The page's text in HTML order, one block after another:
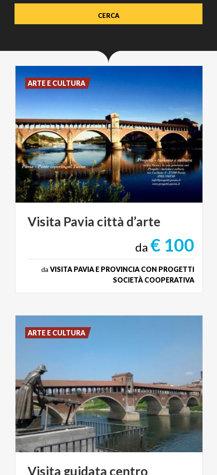
Visita Pavia città d’arte
da € 100
da VISITA PAVIA E PROVINCIA CON PROGETTI
SOCIETÀ COOPERATIVA
ARTE E CULTURA
Visita guidata centro
ARTE E CULTURA